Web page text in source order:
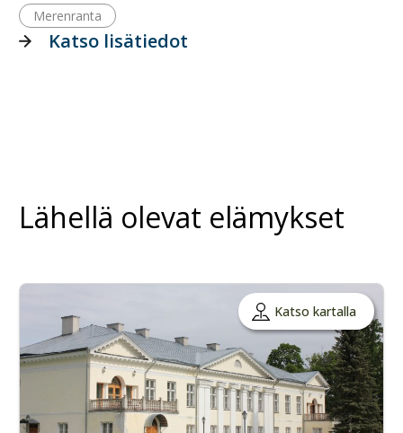
Merenranta
Katso lisätiedot
Lähellä olevat elämykset
Katso kartalla